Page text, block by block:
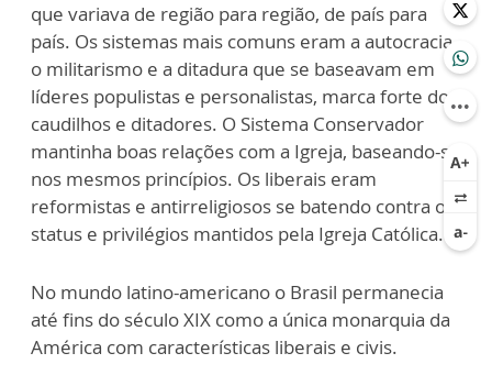
que variava de região para região, de país para
país. Os sistemas mais comuns eram a autocracia,
o militarismo e a ditadura que se baseavam em
líderes populistas e personalistas, marca forte dos
caudilhos e ditadores. O Sistema Conservador
mantinha boas relações com a Igreja, baseando-se
nos mesmos princípios. Os liberais eram
reformistas e antirreligiosos se batendo contra o
status e privilégios mantidos pela Igreja Católica.
No mundo latino-americano o Brasil permanecia
até fins do século XIX como a única monarquia da
América com características liberais e civis.